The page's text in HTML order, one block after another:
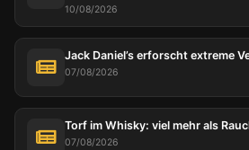
10/08/2026
Jack Daniel’s erforscht extreme
07/08/2026
Torf im Whisky: viel mehr als
07/08/2026